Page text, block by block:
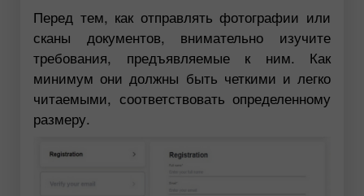
Перед тем, как отправлять фотографии или
сканы документов, внимательно изучите
требования, предъявляемые к ним. Как
минимум они должны быть четкими и легко
читаемыми, соответствовать определенному
размеру.